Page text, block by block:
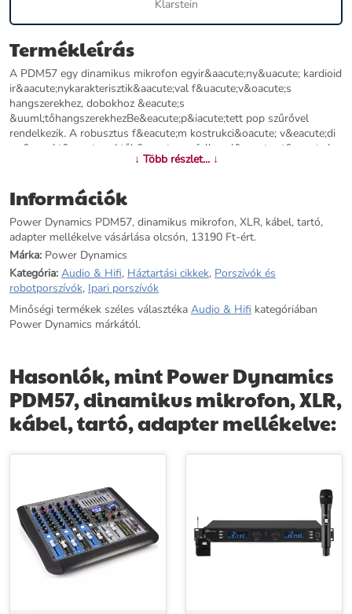
Klarstein
Termékleírás
A PDM57 egy dinamikus mikrofon egyir&aacute;ny&uacute; kardioid
ir&aacute;nykarakterisztik&aacute;val f&uacute;v&oacute;s
hangszerekhez, dobokhoz &eacute;s
&uuml;tőhangszerekhezBe&eacute;p&iacute;tett pop szűrővel
rendelkezik. A robusztus f&eacute;m kostrukci&oacute; v&eacute;di
az &uuml;t&eacute;sektől &eacute;s a felborul&aacute;st&oacute;l.
↓ Több részlet... ↓
Információk
Power Dynamics PDM57, dinamikus mikrofon, XLR, kábel, tartó,
adapter mellékelve vásárlása olcsón, 13190 Ft-ért.
Márka: Power Dynamics
Kategória: Audio & Hifi, Háztartási cikkek, Porszívók és
robotporszívók, Ipari porszívók
Minőségi termékek széles választéka Audio & Hifi kategóriában
Power Dynamics márkától.
Hasonlók, mint Power Dynamics
PDM57, dinamikus mikrofon, XLR,
kábel, tartó, adapter mellékelve: